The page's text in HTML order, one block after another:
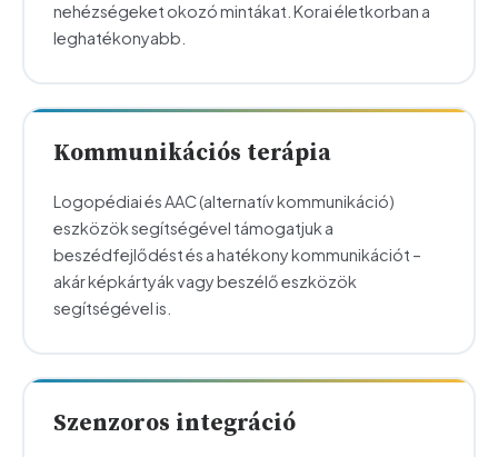
nehézségeket okozó mintákat. Korai életkorban a
leghatékonyabb.
Kommunikációs terápia
Logopédiai és AAC (alternatív kommunikáció)
eszközök segítségével támogatjuk a
beszédfejlődést és a hatékony kommunikációt –
akár képkártyák vagy beszélő eszközök
segítségével is.
Szenzoros integráció